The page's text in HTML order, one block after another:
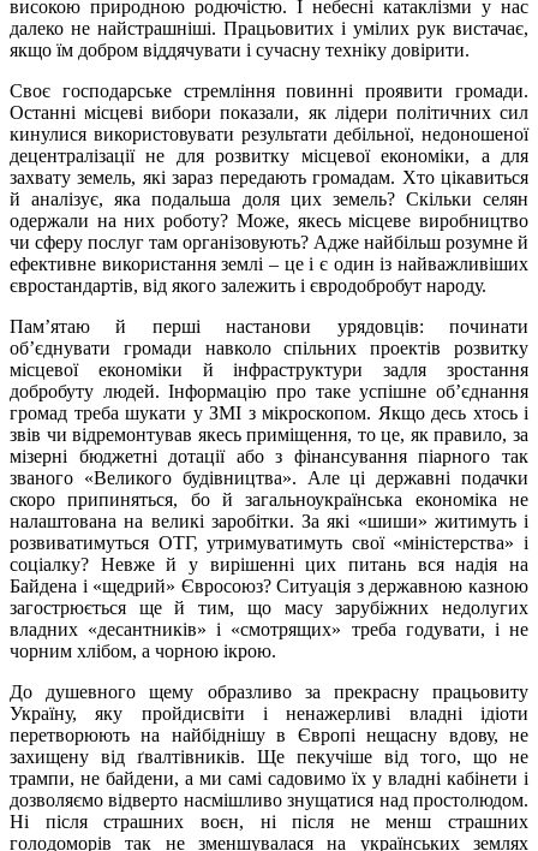
високою природною родючістю. І небесні катаклізми у нас
далеко не найстрашніші. Працьовитих і умілих рук вистачає,
якщо їм добром віддячувати і сучасну техніку довірити.
Своє господарське стремління повинні проявити громади.
Останні місцеві вибори показали, як лідери політичних сил
кинулися використовувати результати дебільної, недоношеної
децентралізації не для розвитку місцевої економіки, а для
захвату земель, які зараз передають громадам. Хто цікавиться
й аналізує, яка подальша доля цих земель? Скільки селян
одержали на них роботу? Може, якесь місцеве виробництво
чи сферу послуг там організовують? Адже найбільш розумне й
ефективне використання землі – це і є один із найважливіших
євростандартів, від якого залежить і євродобробут народу.
Пам’ятаю й перші настанови урядовців: починати
об’єднувати громади навколо спільних проектів розвитку
місцевої економіки й інфраструктури задля зростання
добробуту людей. Інформацію про таке успішне об’єднання
громад треба шукати у ЗМІ з мікроскопом. Якщо десь хтось і
звів чи відремонтував якесь приміщення, то це, як правило, за
мізерні бюджетні дотації або з фінансування піарного так
званого «Великого будівництва». Але ці державні подачки
скоро припиняться, бо й загальноукраїнська економіка не
налаштована на великі заробітки. За які «шиши» житимуть і
розвиватимуться ОТГ, утримуватимуть свої «міністерства» і
соціалку? Невже й у вирішенні цих питань вся надія на
Байдена і «щедрий» Євросоюз? Ситуація з державною казною
загострюється ще й тим, що масу зарубіжних недолугих
владних «десантників» і «смотрящих» треба годувати, і не
чорним хлібом, а чорною ікрою.
До душевного щему образливо за прекрасну працьовиту
Україну, яку пройдисвіти і ненажерливі владні ідіоти
перетворюють на найбіднішу в Європі нещасну вдову, не
захищену від ґвалтівників. Ще пекучіше від того, що не
трампи, не байдени, а ми самі садовимо їх у владні кабінети і
дозволяємо відверто насмішливо знущатися над простолюдом.
Ні після страшних воєн, ні після не менш страшних
голодоморів так не зменшувалася на українських землях